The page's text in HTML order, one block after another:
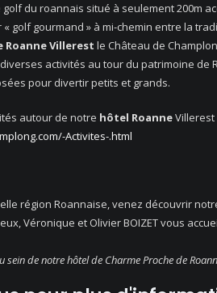
du roannais situé à seulement 200m
golf gourmand » à mi-chemin entre la
Roanne Villerest le Château de
activités au tour du patrimoine de
pour divertir petits et grands.
autour de notre hôtel RoanneVillerest
Activites-.html
région Roannaise, venez découvrir
Véronique et Olivier BOIZET vous
sein de notre hôtel de Charme Proche de